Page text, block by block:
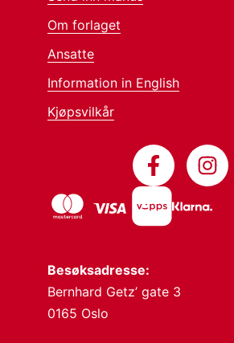
Besøksadresse:
Bernhard Getz’ gate 3
0165 Oslo
Om forlaget
Ansatte
Information in English
Kjøpsvilkår